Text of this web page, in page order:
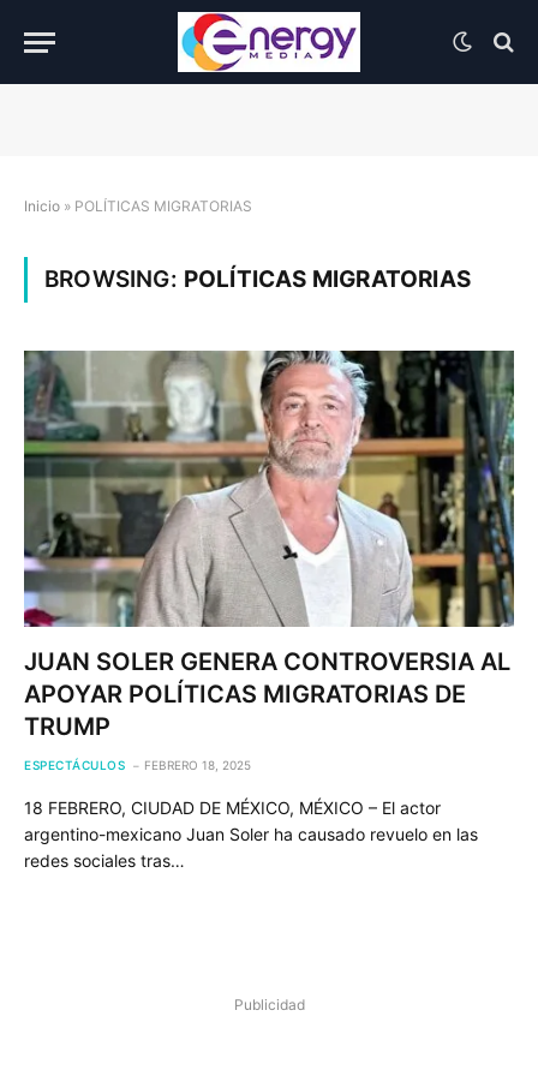
Inicio » POLÍTICAS MIGRATORIAS
BROWSING: POLÍTICAS MIGRATORIAS
JUAN SOLER GENERA CONTROVERSIA AL
APOYAR POLÍTICAS MIGRATORIAS DE
TRUMP
ESPECTÁCULOS FEBRERO 18, 2025
18 FEBRERO, CIUDAD DE MÉXICO, MÉXICO – El actor
argentino-mexicano Juan Soler ha causado revuelo en las
redes sociales tras…
Publicidad